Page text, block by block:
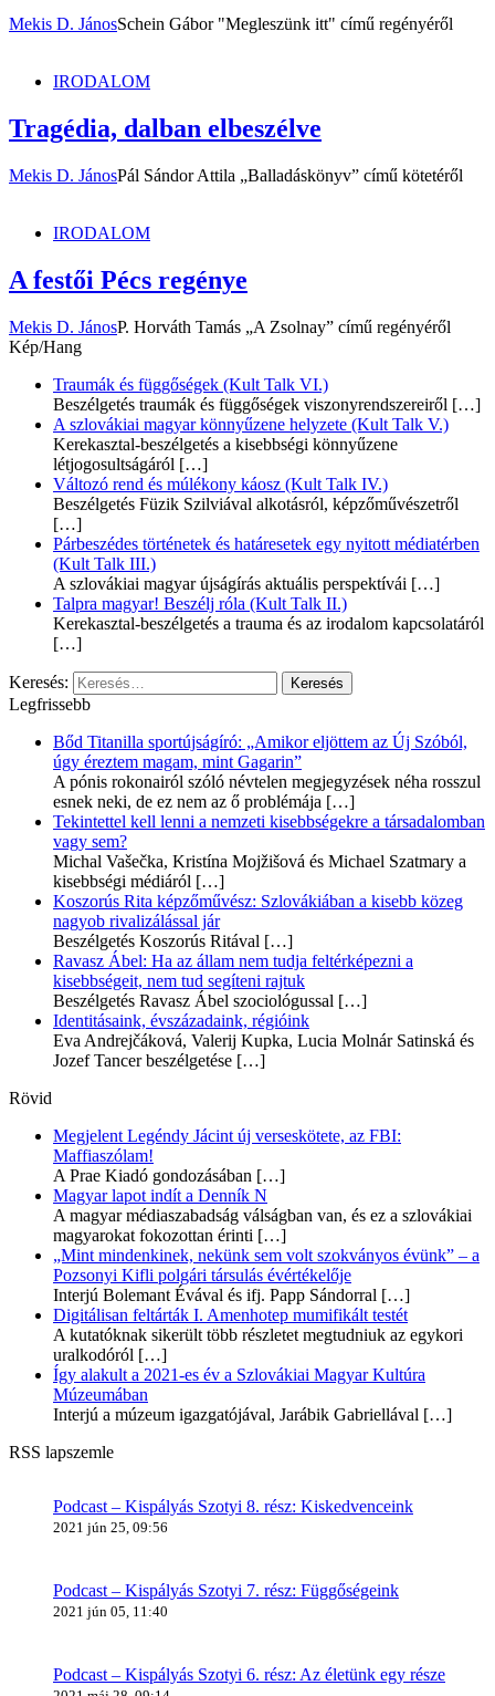
Mekis D. JánosSchein Gábor "Megleszünk itt" című regényéről
IRODALOM
Tragédia, dalban elbeszélve
Mekis D. JánosPál Sándor Attila „Balladáskönyv” című kötetéről
IRODALOM
A festői Pécs regénye
Mekis D. JánosP. Horváth Tamás „A Zsolnay” című regényéről
Kép/Hang
Traumák és függőségek (Kult Talk VI.)
Beszélgetés traumák és függőségek viszonyrendszereiről […]
A szlovákiai magyar könnyűzene helyzete (Kult Talk V.)
Kerekasztal-beszélgetés a kisebbségi könnyűzene
létjogosultságáról […]
Változó rend és múlékony káosz (Kult Talk IV.)
Beszélgetés Füzik Szilviával alkotásról, képzőművészetről
[…]
Párbeszédes történetek és határesetek egy nyitott médiatérben
(Kult Talk III.)
A szlovákiai magyar újságírás aktuális perspektívái […]
Talpra magyar! Beszélj róla (Kult Talk II.)
Kerekasztal-beszélgetés a trauma és az irodalom kapcsolatáról
[…]
Keresés:
Legfrissebb
Bőd Titanilla sportújságíró: „Amikor eljöttem az Új Szóból,
úgy éreztem magam, mint Gagarin”
A pónis rokonairól szóló névtelen megjegyzések néha rosszul
esnek neki, de ez nem az ő problémája […]
Tekintettel kell lenni a nemzeti kisebbségekre a társadalomban
vagy sem?
Michal Vašečka, Kristína Mojžišová és Michael Szatmary a
kisebbségi médiáról […]
Koszorús Rita képzőművész: Szlovákiában a kisebb közeg
nagyob rivalizálással jár
Beszélgetés Koszorús Ritával […]
Ravasz Ábel: Ha az állam nem tudja feltérképezni a
kisebbségeit, nem tud segíteni rajtuk
Beszélgetés Ravasz Ábel szociológussal […]
Identitásaink, évszázadaink, régióink
Eva Andrejčáková, Valerij Kupka, Lucia Molnár Satinská és
Jozef Tancer beszélgetése […]
Rövid
Megjelent Legéndy Jácint új verseskötete, az FBI:
Maffiaszólam!
A Prae Kiadó gondozásában […]
Magyar lapot indít a Denník N
A magyar médiaszabadság válságban van, és ez a szlovákiai
magyarokat fokozottan érinti […]
„Mint mindenkinek, nekünk sem volt szokványos évünk” – a
Pozsonyi Kifli polgári társulás évértékelője
Interjú Bolemant Évával és ifj. Papp Sándorral […]
Digitálisan feltárták I. Amenhotep mumifikált testét
A kutatóknak sikerült több részletet megtudniuk az egykori
uralkodóról […]
Így alakult a 2021-es év a Szlovákiai Magyar Kultúra
Múzeumában
Interjú a múzeum igazgatójával, Jarábik Gabriellával […]
RSS lapszemle
Podcast – Kispályás Szotyi 8. rész: Kiskedvenceink
2021 jún 25, 09:56
Podcast – Kispályás Szotyi 7. rész: Függőségeink
2021 jún 05, 11:40
Podcast – Kispályás Szotyi 6. rész: Az életünk egy része